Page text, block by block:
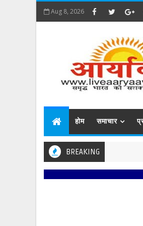
Aug 8, 2026
होम समाचार
BREAKING